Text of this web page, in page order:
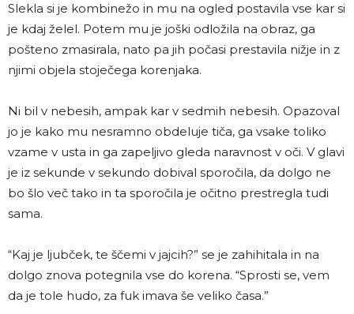
Slekla si je kombinežo in mu na ogled postavila vse kar si
je kdaj želel. Potem mu je joški odložila na obraz, ga
pošteno zmasirala, nato pa jih počasi prestavila nižje in z
njimi objela stoječega korenjaka.
Ni bil v nebesih, ampak kar v sedmih nebesih. Opazoval
jo je kako mu nesramno obdeluje tiča, ga vsake toliko
vzame v usta in ga zapeljivo gleda naravnost v oči. V glavi
je iz sekunde v sekundo dobival sporočila, da dolgo ne
bo šlo več tako in ta sporočila je očitno prestregla tudi
sama.
“Kaj je ljubček, te ščemi v jajcih?” se je zahihitala in na
dolgo znova potegnila vse do korena. “Sprosti se, vem
da je tole hudo, za fuk imava še veliko časa.”